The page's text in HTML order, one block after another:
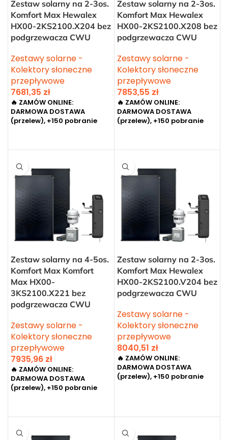
Zestaw solarny na 2-3os.
Komfort Max Hewalex
HX00-2KS2100.X204 bez
podgrzewacza CWU
Zestawy solarne -
Kolektory słoneczne
przepływowe
7681,35 zł
🔥 ZAMÓW ONLINE:
DARMOWA DOSTAWA
(przelew), +150 pobranie
Zestaw solarny na 2-3os.
Komfort Max Hewalex
HX00-2KS2100.X208 bez
podgrzewacza CWU
Zestawy solarne -
Kolektory słoneczne
przepływowe
7853,55 zł
🔥 ZAMÓW ONLINE:
DARMOWA DOSTAWA
(przelew), +150 pobranie
Zestaw solarny na 4-5os.
Komfort Max Komfort
Max HX00-
3KS2100.X221 bez
podgrzewacza CWU
Zestawy solarne -
Kolektory słoneczne
przepływowe
7935,96 zł
🔥 ZAMÓW ONLINE:
DARMOWA DOSTAWA
(przelew), +150 pobranie
Zestaw solarny na 2-3os.
Komfort Max Hewalex
HX00-2KS2100.V204 bez
podgrzewacza CWU
Zestawy solarne -
Kolektory słoneczne
przepływowe
8040,51 zł
🔥 ZAMÓW ONLINE:
DARMOWA DOSTAWA
(przelew), +150 pobranie